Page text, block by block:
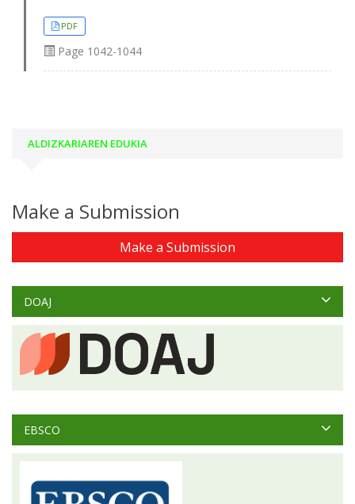
PDF
Page 1042-1044
ALDIZKARIAREN EDUKIA
Make a Submission
Make a Submission
DOAJ
EBSCO